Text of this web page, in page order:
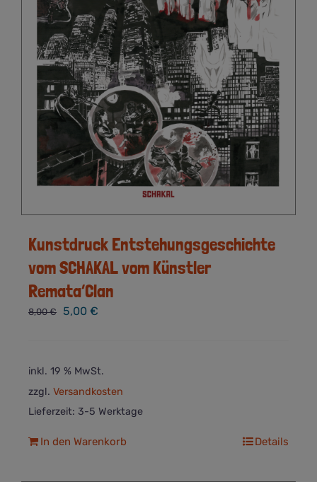
Kunstdruck Entstehungsgeschichte
vom SCHAKAL vom Künstler
Remata’Clan
8,00€ Ursprünglicher
5,00 €
inkl. 19 % MwSt.
zzgl. Versandkosten
Lieferzeit: 3-5 Werktage
In den Warenkorb Details